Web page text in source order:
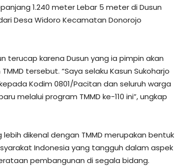
1.240 meter Lebar 5 meter di Dusun
Desa Widoro Kecamatan Donorojo
terucap karena Dusun yang ia pimpin akan
tersebut. “Saya selaku Kasun Sukoharjo
Kodim 0801/Pacitan dan seluruh warga
melalui program TMMD ke-110 ini”, ungkap
dikenal dengan TMMD merupakan bentuk
Indonesia yang tangguh dalam aspek
pembangunan di segala bidang.